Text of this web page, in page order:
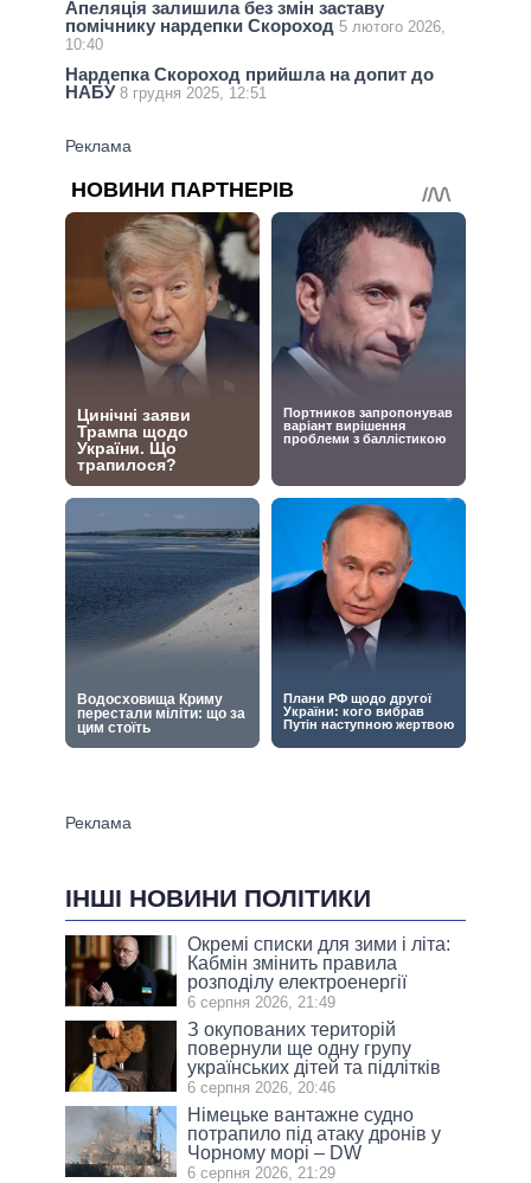
Апеляція залишила без змін заставу
помічнику нардепки Скороход 5 лютого 2026,
10:40
Нардепка Скороход прийшла на допит до
НАБУ 8 грудня 2025, 12:51
ІНШІ НОВИНИ ПОЛІТИКИ
Окремі списки для зими і літа:
Кабмін змінить правила
розподілу електроенергії
6 серпня 2026, 21:49
З окупованих територій
повернули ще одну групу
українських дітей та підлітків
6 серпня 2026, 20:46
Німецьке вантажне судно
потрапило під атаку дронів у
Чорному морі – DW
6 серпня 2026, 21:29